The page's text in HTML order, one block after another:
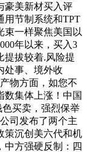
豪美新材买入评
用节制系统和TPT
束一样聚焦美国以
年以来，买入3
提拔较着.风险提
处事、境外收
物方面，如您不
数集体上涨！中国
色买卖，强烈保举
司发布了两个主
策沉创美六代和机
中方强硬反制：四